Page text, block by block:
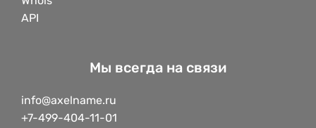
API
Мы всегда на связи
info@axelname.ru
+7-499-404-11-01